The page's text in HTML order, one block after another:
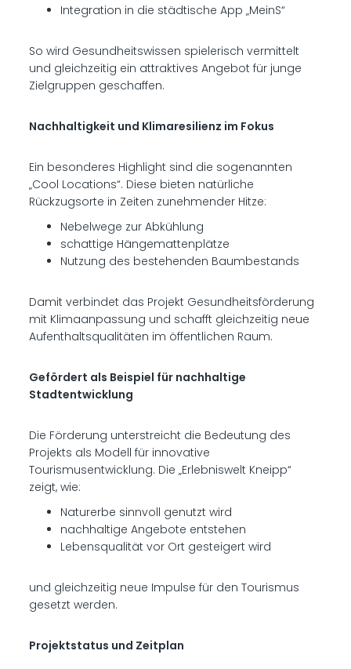
Integration in die städtische App „MeinS“
So wird Gesundheitswissen spielerisch vermittelt
und gleichzeitig ein attraktives Angebot für junge
Zielgruppen geschaffen.
Nachhaltigkeit und Klimaresilienz im Fokus
Ein besonderes Highlight sind die sogenannten
„Cool Locations“. Diese bieten natürliche
Rückzugsorte in Zeiten zunehmender Hitze:
Nebelwege zur Abkühlung
schattige Hängemattenplätze
Nutzung des bestehenden Baumbestands
Damit verbindet das Projekt Gesundheitsförderung
mit Klimaanpassung und schafft gleichzeitig neue
Aufenthaltsqualitäten im öffentlichen Raum.
Gefördert als Beispiel für nachhaltige
Stadtentwicklung
Die Förderung unterstreicht die Bedeutung des
Projekts als Modell für innovative
Tourismusentwicklung. Die „Erlebniswelt Kneipp“
zeigt, wie:
Naturerbe sinnvoll genutzt wird
nachhaltige Angebote entstehen
Lebensqualität vor Ort gesteigert wird
und gleichzeitig neue Impulse für den Tourismus
gesetzt werden.
Projektstatus und Zeitplan